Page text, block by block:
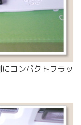
コンパクトフラッ